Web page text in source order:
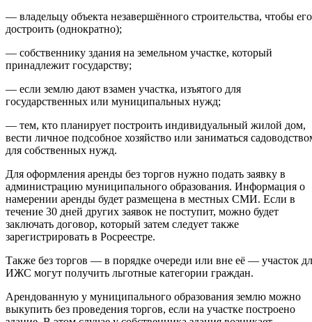
— владельцу объекта незавершённого строительства, чтобы его
достроить (однократно);
— собственнику здания на земельном участке, который
принадлежит государству;
— если землю дают взамен участка, изъятого для
государственных или муниципальных нужд;
— тем, кто планирует построить индивидуальный жилой дом,
вести личное подсобное хозяйство или заниматься
для собственных нужд.
Для оформления аренды без торгов нужно подать заявку в
администрацию муниципального образования. Информация о
намерении аренды будет размещена в местных СМИ. Если в
течение 30 дней других заявок не поступит, можно будет
заключать договор, который затем следует также
зарегистрировать в Росреестре.
Также без торгов — в порядке очереди или вне её — участок
ИЖС могут получить льготные категории граждан.
Арендованную у муниципального образования землю можно
выкупить без проведения торгов, если на участке построено